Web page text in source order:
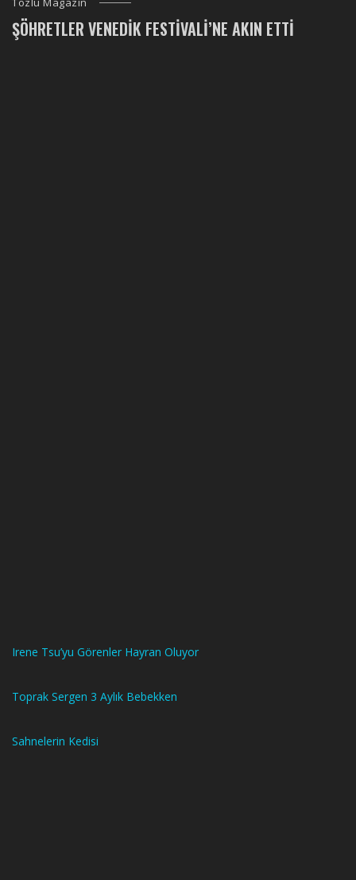
ŞÖHRETLER VENEDIK FESTIVALI’NE AKIN ETTI
Irene Tsu’yu Görenler Hayran Oluyor
Toprak Sergen 3 Aylık Bebekken
Sahnelerin Kedisi